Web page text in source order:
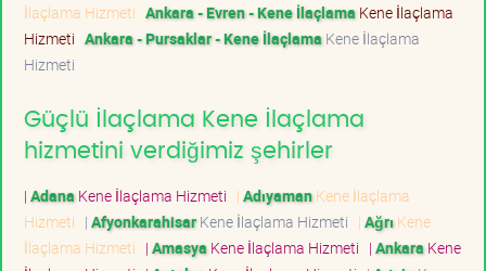
İlaçlama Hizmeti Ankara - Evren - Kene İlaçlama Kene İlaçlama
Hizmeti Ankara - Pursaklar - Kene İlaçlama Kene İlaçlama
Hizmeti
Güçlü İlaçlama Kene İlaçlama
hizmetini verdiğimiz şehirler
| Adana Kene İlaçlama Hizmeti | AdıyamanKene İlaçlama
Hizmeti | AfyonkarahisarKene İlaçlama Hizmeti | Ağrı Kene
İlaçlama Hizmeti | Amasya Kene İlaçlama Hizmeti | Ankara Kene